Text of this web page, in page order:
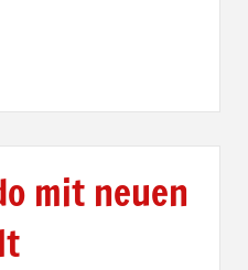
mit neuen